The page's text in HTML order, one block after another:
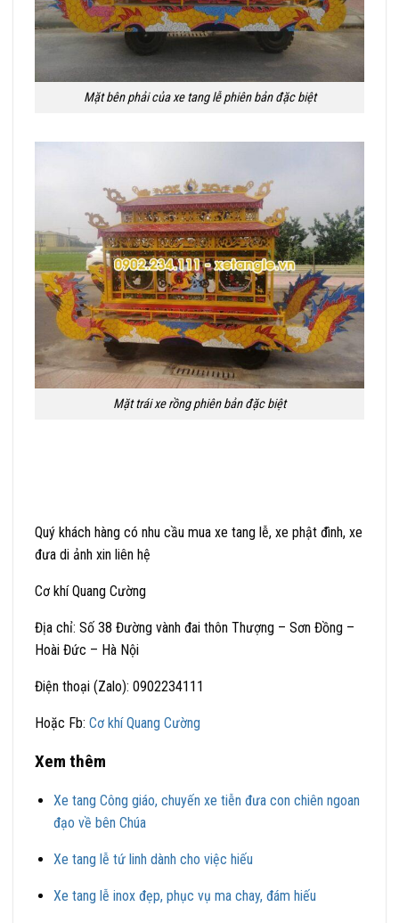
Mặt bên phải của xe tang lễ phiên bản đặc biệt
Mặt trái xe rồng phiên bản đặc biệt
Quý khách hàng có nhu cầu mua xe tang lễ, xe phật đình, xe
đưa di ảnh xin liên hệ
Cơ khí Quang Cường
Địa chỉ: Số 38 Đường vành đai thôn Thượng – Sơn Đồng –
Hoài Đức – Hà Nội
Điện thoại (Zalo): 0902234111
Hoặc Fb: Cơ khí Quang Cường
Xem thêm
Xe tang Công giáo, chuyến xe tiễn đưa con chiên ngoan
đạo về bên Chúa
Xe tang lễ tứ linh dành cho việc hiếu
Xe tang lễ inox đẹp, phục vụ ma chay, đám hiếu